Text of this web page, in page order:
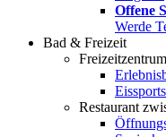
Offene
Werde
Bad & Freizeit
Freizeitzentrum
Restaurant